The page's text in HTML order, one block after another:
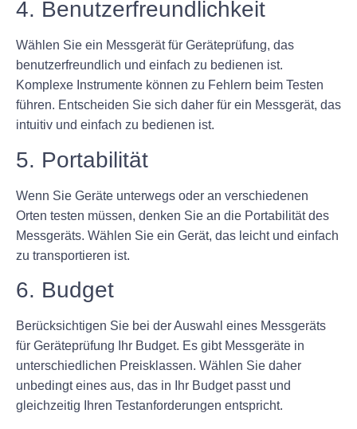
4. Benutzerfreundlichkeit
Wählen Sie ein Messgerät für Geräteprüfung, das
benutzerfreundlich und einfach zu bedienen ist.
Komplexe Instrumente können zu Fehlern beim Testen
führen. Entscheiden Sie sich daher für ein Messgerät, das
intuitiv und einfach zu bedienen ist.
5. Portabilität
Wenn Sie Geräte unterwegs oder an verschiedenen
Orten testen müssen, denken Sie an die Portabilität des
Messgeräts. Wählen Sie ein Gerät, das leicht und einfach
zu transportieren ist.
6. Budget
Berücksichtigen Sie bei der Auswahl eines Messgeräts
für Geräteprüfung Ihr Budget. Es gibt Messgeräte in
unterschiedlichen Preisklassen. Wählen Sie daher
unbedingt eines aus, das in Ihr Budget passt und
gleichzeitig Ihren Testanforderungen entspricht.